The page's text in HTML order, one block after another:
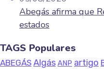
Abegás afirma que
estados
TAGS Populares
ABEGÁS Algás ANP artigo